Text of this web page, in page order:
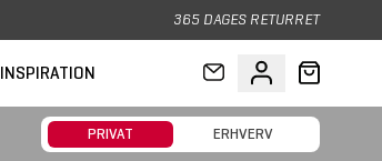
365 DAGES RETURRET
INSPIRATION
PRIVAT ERHVERV